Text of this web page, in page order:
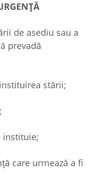
de asediu sau a
prevadă
stării;
instituie;
care urmează a fi